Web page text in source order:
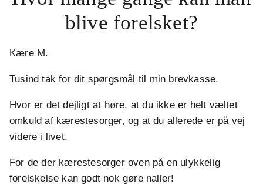
blive forelsket?
Kære M.
Tusind tak for dit spørgsmål til min brevkasse.
Hvor er det dejligt at høre, at du ikke er helt væltet
omkuld af kærestesorger, og at du allerede er på vej
videre i livet.
For de der kærestesorger oven på en ulykkelig
forelskelse kan godt nok gøre naller!